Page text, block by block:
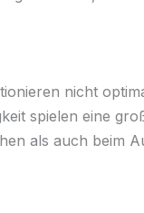
nicht
spielen eine
als auch beim